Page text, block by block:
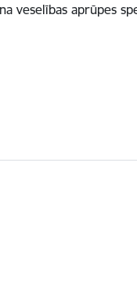
veselības aprūpes